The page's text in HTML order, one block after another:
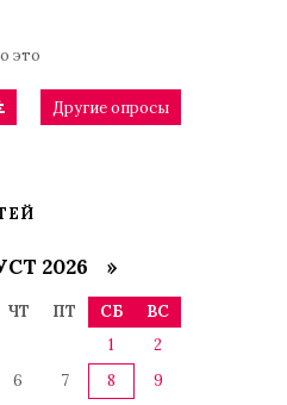
это
Другие опросы
2026 »
ЧТ ПТ СБ
ВС
1
2
6 7 8
9